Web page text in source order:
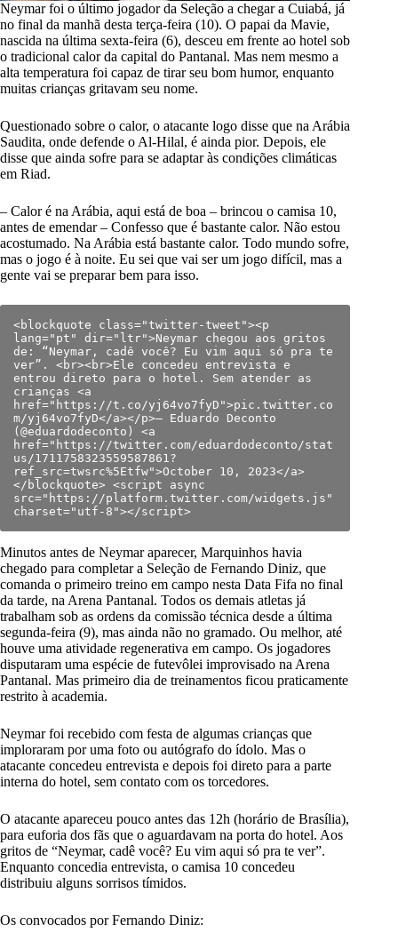
Neymarfoi o último jogador da Seleção a chegar a Cuiabá, já
no final da manhã desta terça-feira (10). O papai da Mavie,
nascida na última sexta-feira (6), desceu em frente ao hotel sob
o tradicional calor da capital do Pantanal. Mas nem mesmo a
alta temperatura foi capaz de tirar seu bom humor, enquanto
muitas crianças gritavam seu nome.
Questionado sobre o calor, o atacante logo disse que na Arábia
Saudita, onde defende o Al-Hilal, é ainda pior. Depois, ele
disse que ainda sofre para se adaptar às condições climáticas
em Riad.
– Calor é na Arábia, aqui está de boa – brincou o camisa 10,
antes de emendar – Confesso que é bastante calor. Não estou
acostumado. Na Arábia está bastante calor. Todo mundo sofre,
mas o jogo é à noite. Eu sei que vai ser um jogo difícil, mas a
gente vai se preparar bem para isso.
<blockquote class="twitter-tweet"><p
lang="pt" dir="ltr">Neymar chegou aos gritos
de: “Neymar, cadê você? Eu vim aqui só pra te
ver”. <br><br>Ele concedeu entrevista e
entrou direto para o hotel. Sem atender as
crianças <a
href="https://t.co/yj64vo7fyD">pic.twitter.co
m/yj64vo7fyD</a></p>— Eduardo Deconto
(@eduardodeconto) <a
href="https://twitter.com/eduardodeconto/stat
us/1711758323559587861?
ref_src=twsrc%5Etfw">October 10, 2023</a>
</blockquote> <script async
src="https://platform.twitter.com/widgets.js"
charset="utf-8"></script>
Minutos antes de Neymar aparecer, Marquinhos havia
chegado para completar a Seleção de Fernando Diniz, que
comanda o primeiro treino em campo nesta Data Fifa no final
da tarde, na Arena Pantanal. Todos os demais atletas já
trabalham sob as ordens da comissão técnica desde a última
segunda-feira (9), mas ainda não no gramado. Ou melhor, até
houve uma atividade regenerativa em campo. Os jogadores
disputaram uma espécie de futevôlei improvisado na Arena
Pantanal. Mas primeiro dia de treinamentos ficou praticamente
restrito à academia.
Neymar foi recebido com festa de algumas crianças que
imploraram por uma foto ou autógrafo do ídolo. Mas o
atacante concedeu entrevista e depois foi direto para a parte
interna do hotel, sem contato com os torcedores.
O atacante apareceu pouco antes das 12h (horário de Brasília),
para euforia dos fãs que o aguardavam na porta do hotel. Aos
gritos de “Neymar, cadê você? Eu vim aqui só pra te ver”.
Enquanto concedia entrevista, o camisa 10 concedeu
distribuiu alguns sorrisos tímidos.
Os convocados por Fernando Diniz: